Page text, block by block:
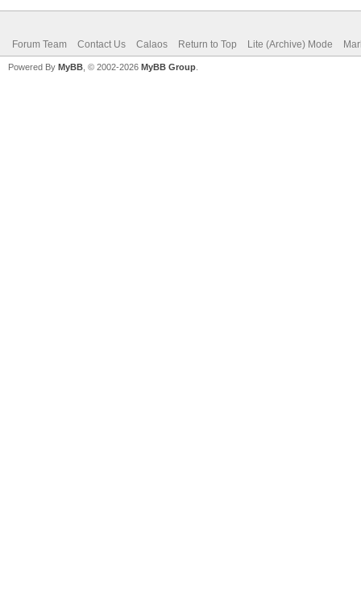
Forum Team Contact Us Calaos Return to Top Lite (Archive) Mode
Powered By MyBB , © 2002-2026 MyBB Group